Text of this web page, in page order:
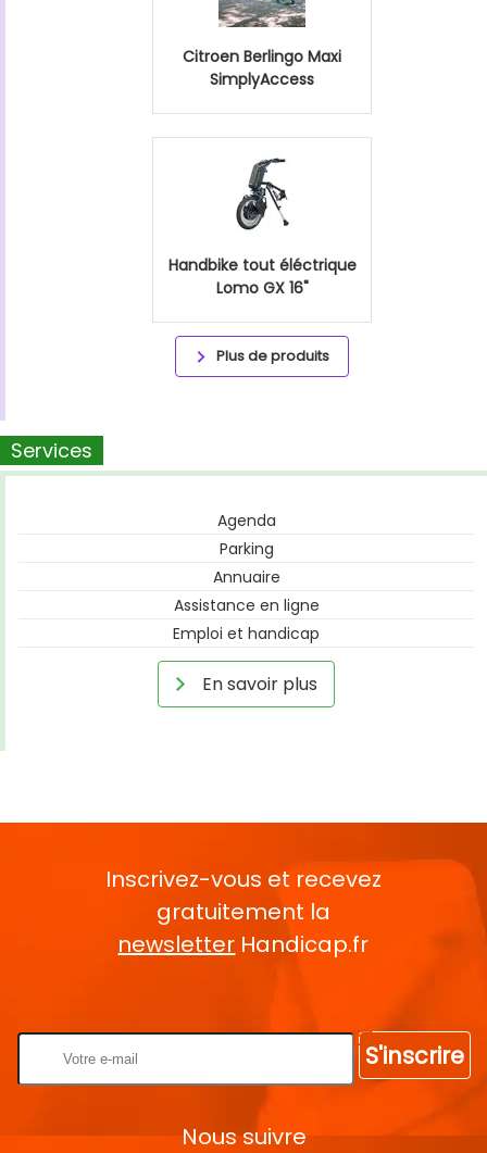
Citroen Berlingo Maxi
SimplyAccess
Handbike tout éléctrique
Lomo GX 16"
Plus de produits
Services
Agenda
Parking
Annuaire
Assistance en ligne
Emploi et handicap
En savoir plus
Inscrivez-vous et recevez
gratuitement la
newsletter Handicap.fr
S'inscrire
Nous suivre